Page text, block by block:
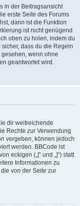
in der Beitragsansicht
erste Seite des Forums
dann ist die Funktion
ist nicht genügend
oben zu holen, indem du
dass du die Regeln
wenn ohne
geantwortet wird.
dir weitreichende
Rechte zur Verwendung
vergeben, können jedoch
werden. BBCode ist
eckigen („[“ und „]“) statt
Informationen zu
von der Seite zur